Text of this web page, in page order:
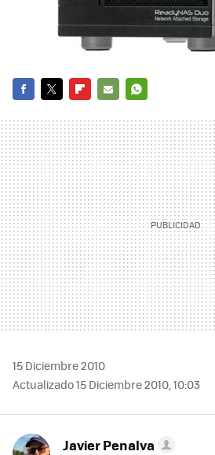
MAIL
15 Diciembre 2010
Actualizado 15 Diciembre 2010, 10:03
Javier Penalva